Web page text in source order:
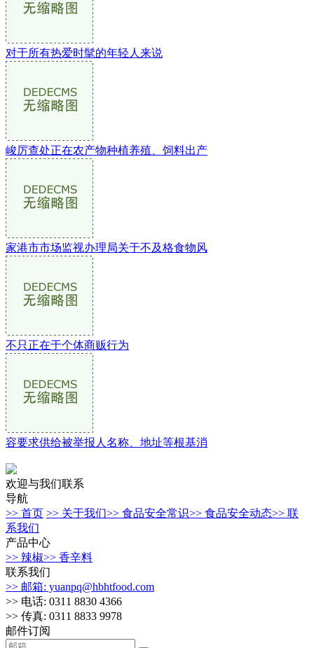
对于所有热爱时髦的年轻人来说
峻厉查处正在农产物种植养殖、饲料出产
家港市市场监视办理局关于不及格食物风
不只正在于个体商贩行为
容要求供给被举报人名称、地址等根基消
欢迎与我们联系
导航
>> 首页 >> 关于我们>> 食品安全常识>> 食品安全动态>> 联
系我们
产品中心
>> 辣椒>> 香辛料
联系我们
>> 邮箱: yuanpq@hbhtfood.com
>> 电话: 0311 8830 4366
>> 传真: 0311 8833 9978
邮件订阅